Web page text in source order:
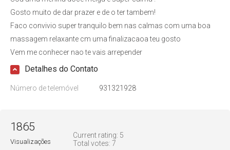
Gosto muito de dar prazer e de o ter tambem!
Faco convivio super tranquilo bem nas calmas com uma boa
massagem relaxante cm uma finalizacaoa teu gosto
Vem me conhecer nao te vais arrepender
Detalhes do Contato
Número de telemóvel 931321928
Current rating: 5
Total votes: 7
1865
Visualizações